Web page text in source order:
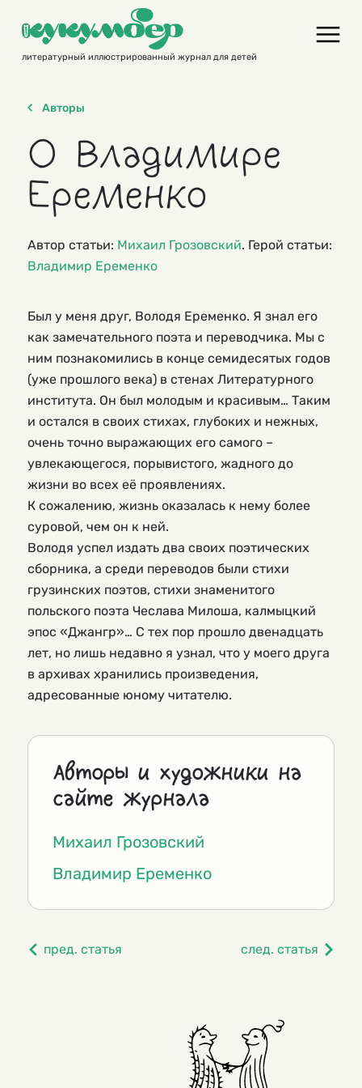
contentлитературный иллюстрированный журнал для детей
Авторы
О Владимире
Еременко
Автор статьи: Михаил Грозовский. Герой статьи:
Владимир Еременко
Был у меня друг, Володя Еременко. Я знал его
как замечательного поэта и переводчика. Мы с
ним познакомились в конце семидесятых годов
(уже прошлого века) в стенах Литературного
института. Он был молодым и красивым… Таким
и остался в своих стихах, глубоких и нежных,
очень точно выражающих его самого –
увлекающегося, порывистого, жадного до
жизни во всех её проявлениях.
К сожалению, жизнь оказалась к нему более
суровой, чем он к ней.
Володя успел издать два своих поэтических
сборника, а среди переводов были стихи
грузинских поэтов, стихи знаменитого
польского поэта Чеслава Милоша, калмыцкий
эпос «Джангр»… С тех пор прошло двенадцать
лет, но лишь недавно я узнал, что у моего друга
в архивах хранились произведения,
адресованные юному читателю.
Авторы и художники на
сайте журнала
Михаил Грозовский
Владимир Еременко
пред. статья след. статья